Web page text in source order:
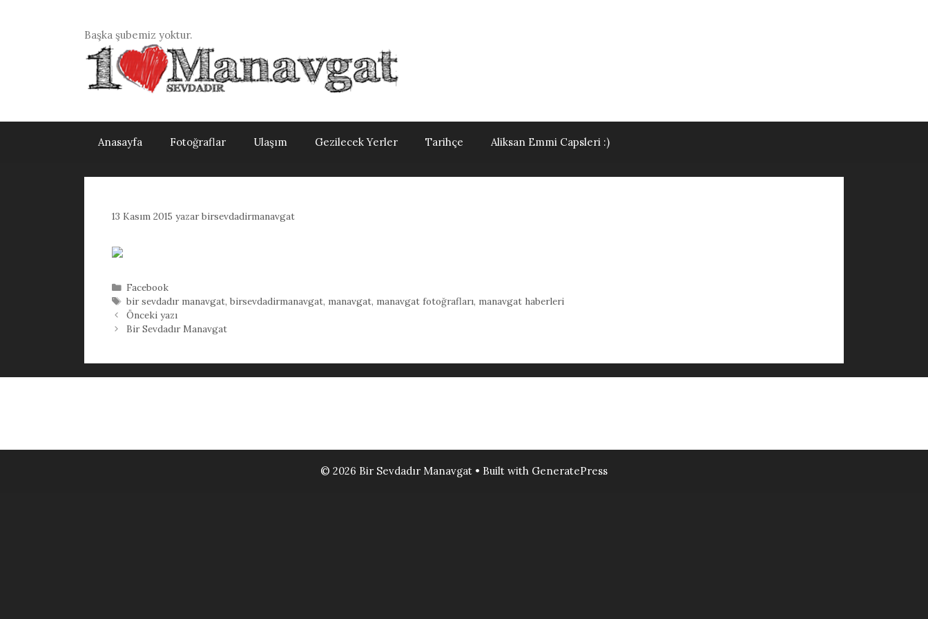
Başka şubemiz yoktur.
Anasayfa Fotoğraflar Ulaşım Gezilecek Yerler Tarihçe Aliksan Emmi Capsleri :)
13 Kasım 2015 yazarbirsevdadirmanavgat
Kategoriler
Facebook
Etiketler
bir sevdadır manavgat,birsevdadirmanavgat, manavgat, manavgat fotoğrafları, manavgat haberleri
Önceki yazı
Bir Sevdadır Manavgat
© 2026 Bir Sevdadır Manavgat • Built with GeneratePress